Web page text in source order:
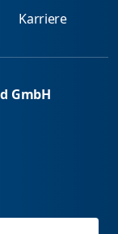
Karriere
GmbH